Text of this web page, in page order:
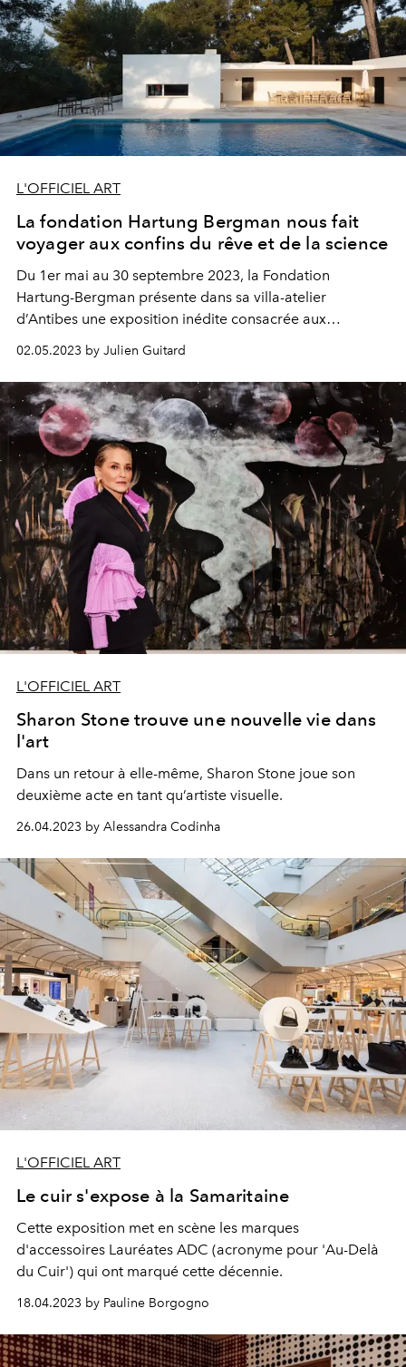
L'OFFICIEL ART
La fondation Hartung Bergman nous fait
voyager aux confins du rêve et de la science
Du 1er mai au 30 septembre 2023, la Fondation
Hartung-Bergman présente dans sa villa-atelier
d’Antibes une exposition inédite consacrée aux
inspirations cosmiques et aux rapports rêvés avec les
sciences de Hans Hartung (1904-1989) et d’Anna-Eva
Bergman (1909-1987). À travers un large choix de
peintures, dessins, sculptures, photographies et
d’archives, elle permettra de mieux comprendre les
procédés plastiques des deux artistes, stimulant une
vision hypnotique voire hallucinatoire devant certains de
leurs chefs-d’œuvre.
02.05.2023 by Julien Guitard
L'OFFICIEL ART
Sharon Stone trouve une nouvelle vie dans
l'art
Dans un retour à elle-même, Sharon Stone joue son
deuxième acte en tant qu’artiste visuelle.
26.04.2023 by Alessandra Codinha
L'OFFICIEL ART
Le cuir s'expose à la Samaritaine
Cette exposition met en scène les marques
d'accessoires Lauréates ADC (acronyme pour 'Au-Delà
du Cuir') qui ont marqué cette décennie.
18.04.2023 by Pauline Borgogno